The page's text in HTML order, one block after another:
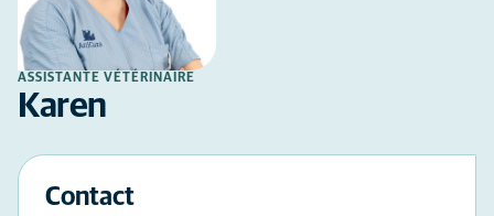
ASSISTANTE VÉTÉRINAIRE
Karen
Contact